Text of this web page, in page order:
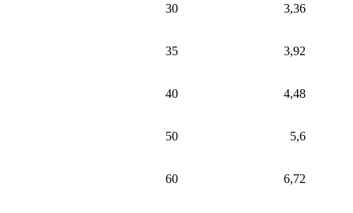
30 3,36
35 3,92
40 4,48
50 5,6
60 6,72